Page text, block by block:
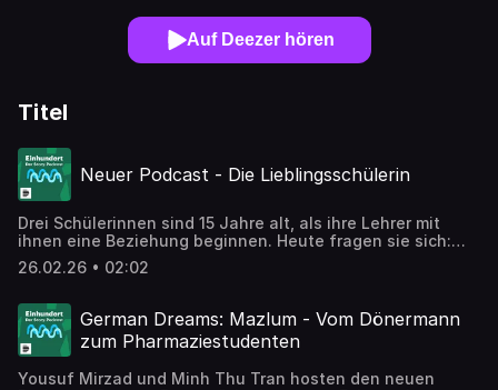
Auf Deezer hören
Titel
Neuer Podcast - Die Lieblingsschülerin
Drei Schülerinnen sind 15 Jahre alt, als ihre Lehrer mit
ihnen eine Beziehung beginnen. Heute fragen sie sich:
Wie konnte der emotionale und sexuelle Missbrauch
lange unbemerkt bleiben? Ein Podcast über sexualisierte
hört ihr hier.**********Alle Folgen des Podcasts findet
ihr in der Deutschlandfunk AppZum Podcast "Die
Lieblingsschülerin"**********Mitwirkende: Skript:
und Musik: Alexander Hardt Redaktion: Julia
26.02.26 • 02:02
German Dreams: Mazlum - Vom Dönermann
zum Pharmaziestudenten
Yousuf Mirzad und Minh Thu Tran hosten den neuen